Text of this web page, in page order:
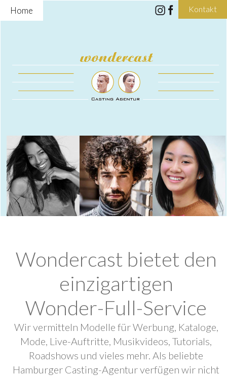
Home Kontakt
Wondercast bietet den
einzigartigen
Wonder-Full-Service
Wir vermitteln Modelle für Werbung, Kataloge,
Mode, Live-Auftritte, Musikvideos, Tutorials,
Roadshows und vieles mehr. Als beliebte
Hamburger Casting-Agentur verfügen wir nicht